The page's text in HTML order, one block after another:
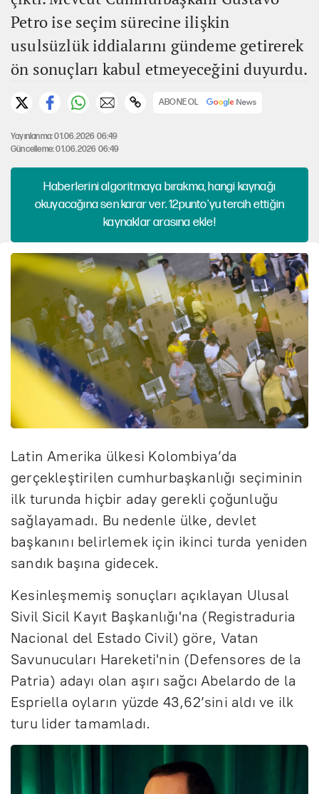
Petro ise seçim sürecine ilişkin
usulsüzlük iddialarını gündeme getirerek
ön sonuçları kabul etmeyeceğini duyurdu.
ABONE OL
Yayınlanma: 01.06.2026 06:49
Güncelleme: 01.06.2026 06:49
Haberlerini algoritmaya bırakma, hangi kaynağı
okuyacağına sen karar ver. 12punto'yu tercih ettiğin
kaynaklar arasına ekle!
Latin Amerika ülkesi Kolombiya’da
gerçekleştirilen cumhurbaşkanlığı seçiminin
ilk turunda hiçbir aday gerekli çoğunluğu
sağlayamadı. Bu nedenle ülke, devlet
başkanını belirlemek için ikinci turda yeniden
sandık başına gidecek.
Kesinleşmemiş sonuçları açıklayan Ulusal
Sivil Sicil Kayıt Başkanlığı'na (Registraduria
Nacional del Estado Civil) göre, Vatan
Savunucuları Hareketi'nin (Defensores de la
Patria) adayı olan aşırı sağcı Abelardo de la
Espriella oyların yüzde 43,62’sini aldı ve ilk
turu lider tamamladı.